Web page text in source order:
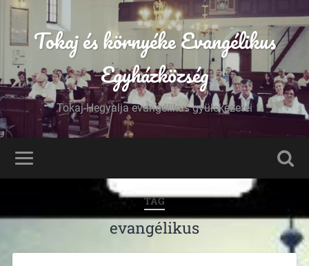
Tokaj és környéke Evangélikus
Egyházközség
Tokaj-Hegyalja evangélikus gyülekezetei
TAG
evangélikus